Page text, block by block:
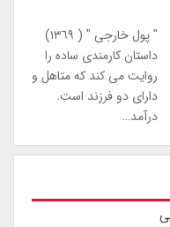
" پول خارجى " ( ١٣٦٩)
داستان کارمندى ساده را
روایت مى کند که متاهل و
داراى دو فرزند است.
درآمد…